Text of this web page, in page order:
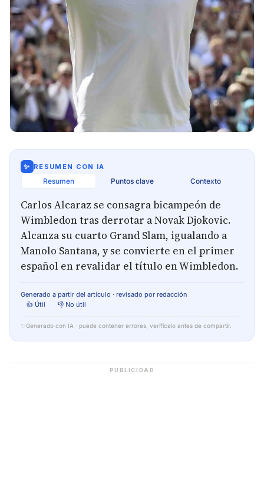
✨ RESUMEN CON IA
Resumen Puntos clave Contexto
Carlos Alcaraz se consagra bicampeón de
Wimbledon tras derrotar a Novak Djokovic.
Alcanza su cuarto Grand Slam, igualando a
Manolo Santana, y se convierte en el primer
español en revalidar el título en Wimbledon.
Generado a partir del artículo · revisado por redacción
👍 Útil
👎 No útil
✨ Generado con IA · puede contener errores, verifícalo antes de compartir.
PUBLICIDAD